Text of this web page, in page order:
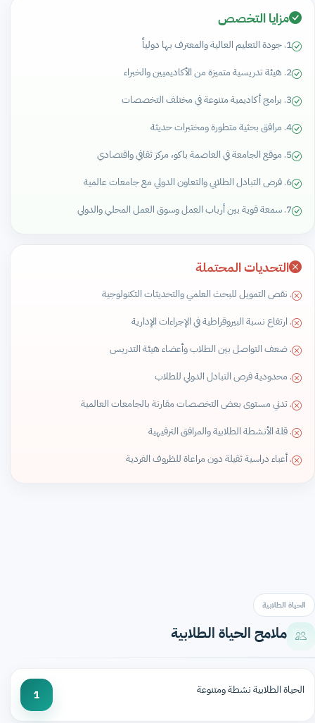
مزايا التخصص
1. جودة التعليم العالية والمعترف بها دولياً
2. هيئة تدريسية متميزة من الأكاديميين والخبراء
3. برامج أكاديمية متنوعة في مختلف التخصصات
4. مرافق بحثية متطورة ومختبرات حديثة
5. موقع الجامعة في العاصمة باكو، مركز ثقافي واقتصادي
6. فرص التبادل الطلابي والتعاون الدولي مع جامعات عالمية
7. سمعة قوية بين أرباب العمل وسوق العمل المحلي والدولي
التحديات المحتملة
. نقص التمويل للبحث العلمي والتحديثات التكنولوجية
. ارتفاع نسبة البيروقراطية في الإجراءات الإدارية
. ضعف التواصل بين الطلاب وأعضاء هيئة التدريس
. محدودية فرص التبادل الدولي للطلاب
. تدني مستوى بعض التخصصات مقارنة بالجامعات العالمية
. قلة الأنشطة الطلابية والمرافق الترفيهية
. أعباء دراسية ثقيلة دون مراعاة للظروف الفردية
الحياة الطلابية
ملامح الحياة الطلابية
الحياة الطلابية نشطة ومتنوعة 1